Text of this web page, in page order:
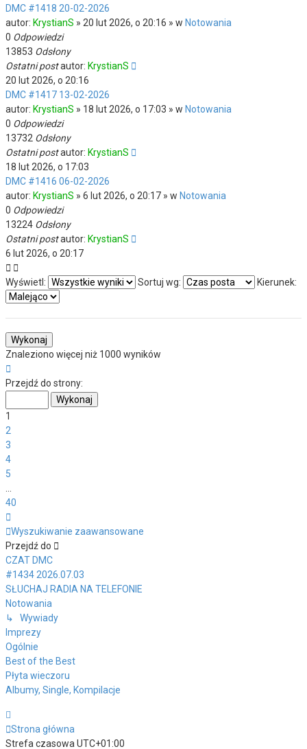
DMC #1418 20-02-2026
autor: KrystianS » 20 lut 2026, o 20:16 » w Notowania
0 Odpowiedzi
13853 Odsłony
Ostatni postautor: KrystianS
20 lut 2026, o 20:16
DMC #1417 13-02-2026
autor: KrystianS » 18 lut 2026, o 17:03 » w Notowania
0 Odpowiedzi
13732 Odsłony
Ostatni postautor: KrystianS
18 lut 2026, o 17:03
DMC #1416 06-02-2026
autor: KrystianS » 6 lut 2026, o 20:17 » w Notowania
0 Odpowiedzi
13224 Odsłony
Ostatni postautor: KrystianS
6 lut 2026, o 20:17
Wyświetl: Sortuj wg: Kierunek:
Znaleziono więcej niż 1000 wyników
1
40
Przejdź do strony:
1
2
3
4
5
40
Wyszukiwanie zaawansowane
Przejdź do
CZAT DMC
#1434 2026.07.03
SŁUCHAJ RADIA NA TELEFONIE
Notowania
↳ Wywiady
Imprezy
Ogólnie
Best of the Best
Płyta wieczoru
Albumy, Single, Kompilacje
Strona główna
Strefa czasowa UTC+01:00